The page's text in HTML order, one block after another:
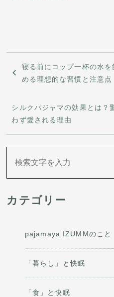
ビ
ゲ
ン
寝る前にコップ一杯の水
める理想的な習慣と注意点
シルクパジャマの効果とは？
わず愛される理由
カテゴリー
pajamaya IZUMMのこと
「暮らし」と快眠
「食」と快眠